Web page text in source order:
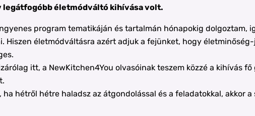
legátfogóbb életmódváltó kihívása volt.
program tematikáján és tartalmán hónapokig dolgoztam,
Hiszen életmódváltásra azért adjuk a fejünket, hogy
itt, a NewKitchen4You olvasóinak teszem közzé a kihívás
hétről hétre haladsz az átgondolással és a feladatokkal, akkor